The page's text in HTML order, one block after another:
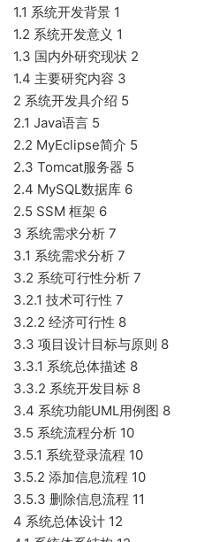
1.1 系统开发背景 1
1.2 系统开发意义 1
1.3 国内外研究现状 2
1.4 主要研究内容 3
2 系统开发具介绍 5
2.1 Java语言 5
2.2 MyEclipse简介 5
2.3 Tomcat服务器 5
2.4 MySQL数据库 6
2.5 SSM 框架 6
3 系统需求分析 7
3.1 系统需求分析 7
3.2 系统可行性分析 7
3.2.1 技术可行性 7
3.2.2 经济可行性 8
3.3 项目设计目标与原则 8
3.3.1 系统总体描述 8
3.3.2 系统开发目标 8
3.4 系统功能UML用例图 8
3.5 系统流程分析 10
3.5.1 系统登录流程 10
3.5.2 添加信息流程 10
3.5.3 删除信息流程 11
4 系统总体设计 12